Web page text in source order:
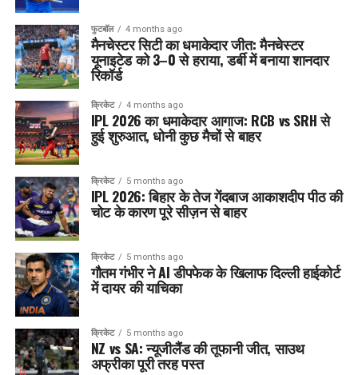
फुटबॉल 4 months ago
मैनचेस्टर सिटी का धमाकेदार जीत: मैनचेस्टर
यूनाइटेड को 3–0 से हराया, डर्बी में बनाया शानदार
रिकॉर्ड
क्रिकेट 4 months ago
IPL 2026 का धमाकेदार आगाज: RCB vs SRH से
हुई शुरुआत, धोनी कुछ मैचों से बाहर
क्रिकेट 5 months ago
IPL 2026: बिहार के तेज गेंदबाज आकाशदीप पीठ की
चोट के कारण पूरे सीज़न से बाहर
क्रिकेट 5 months ago
गौतम गंभीर ने AI डीपफेक के खिलाफ दिल्ली हाईकोर्ट
में दायर की याचिका
क्रिकेट 5 months ago
NZ vs SA: न्यूजीलैंड की तूफानी जीत, साउथ
अफ्रीका पूरी तरह पस्त